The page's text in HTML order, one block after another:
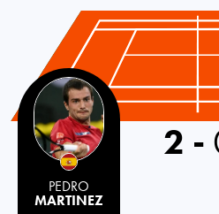
Spain
PEDRO
MARTINEZ
2 -